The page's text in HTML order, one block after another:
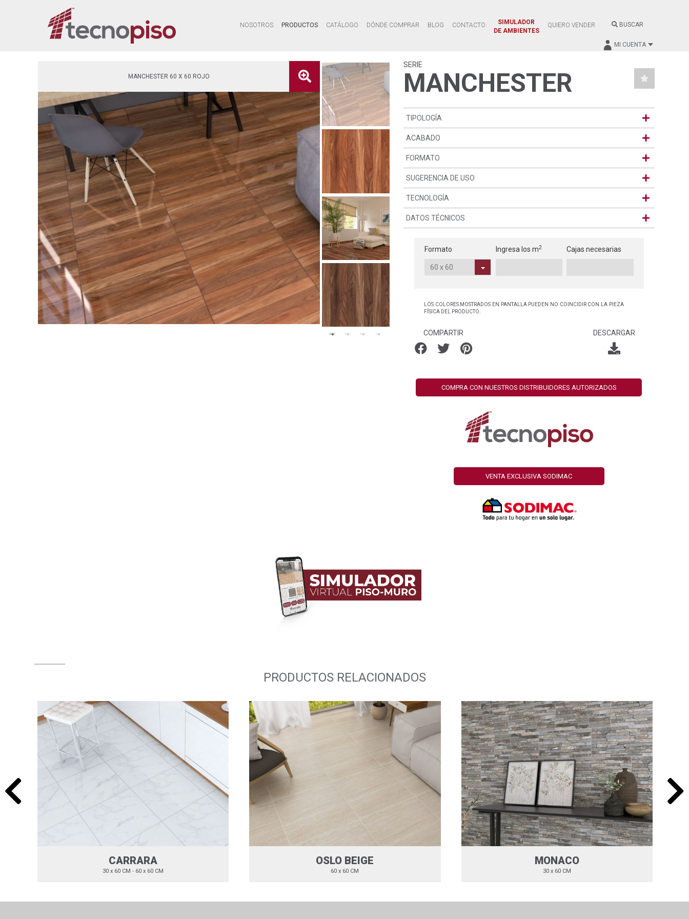
NOSOTROS PRODUCTOS CATÁLOGO DÓNDE COMPRAR BLOG CONTACTO
SIMULADOR
DE AMBIENTES
QUIERO VENDER BUSCAR
MI CUENTA
MANCHESTER 60 X 60 ROJO
SERIE
MANCHESTER
TIPOLOGÍA
ACABADO
FORMATO
SUGERENCIA DE USO
TECNOLOGÍA
DATOS TÉCNICOS
Formato Ingresa los m2 Cajas necesarias
LOS COLORES MOSTRADOS EN PANTALLA PUEDEN NO COINCIDIR CON LA PIEZA
FÍSICA DEL PRODUCTO.
COMPARTIR DESCARGAR
COMPRA CON NUESTROS DISTRIBUIDORES AUTORIZADOS
VENTA EXCLUSIVA SODIMAC
PRODUCTOS RELACIONADOS
CARRARA
30 x 60 CM - 60 x 60 CM
OSLO BEIGE
60 x 60 CM
MONACO
30 x 60 CM